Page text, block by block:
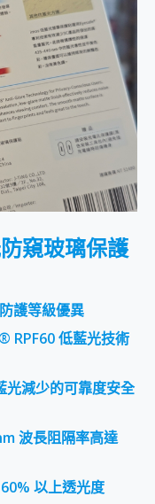
窺玻璃保護
護等級優異
RPF60 低藍光技術
光減少的可靠度安全
波長阻隔率高達
以上透光度